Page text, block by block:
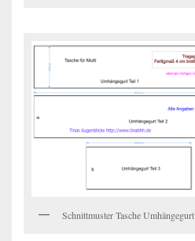
Schnittmuster Tasche Umhängegurt